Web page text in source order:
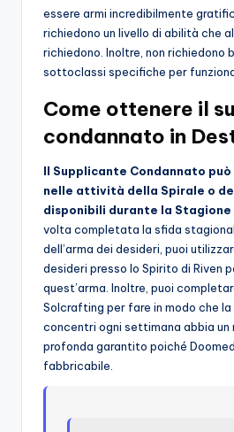
essere armi incredibilmente
richiedono un livello di abilità che
richiedono. Inoltre, non richiedono
sottoclassi specifiche per
Come ottenere il
condannato in
Il Supplicante Condannato
nelle attività della Spirale o
disponibili durante la Stagione
volta completata la sfida
dell’arma dei desideri, puoi
desideri presso lo Spirito di Riven
quest’arma. Inoltre, puoi
Solcrafting per fare in modo che la
concentri ogni settimana abbia un
profonda garantito poiché
fabbricabile.